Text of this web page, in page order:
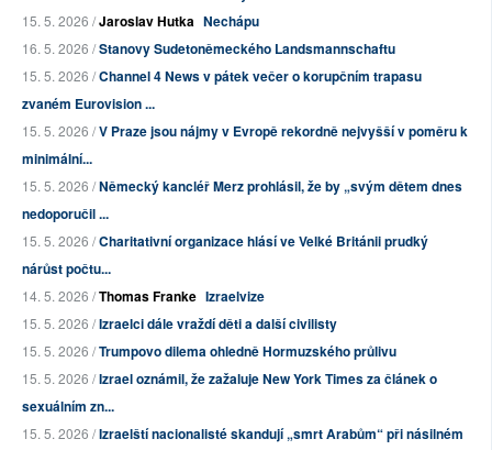
15. 5. 2026 /Jaroslav Hutka Nechápu
16. 5. 2026 /Stanovy Sudetoněmeckého Landsmannschaftu
15. 5. 2026 /Channel 4 News v pátek večer o korupčním trapasu
zvaném Eurovision ...
15. 5. 2026 /V Praze jsou nájmy v Evropě rekordně nejvyšší v poměru k
minimální...
15. 5. 2026 /Německý kancléř Merz prohlásil, že by „svým dětem dnes
nedoporučil ...
15. 5. 2026 /Charitativní organizace hlásí ve Velké Británii prudký
nárůst počtu...
14. 5. 2026 /Thomas Franke Izraelvize
15. 5. 2026 /Izraelci dále vraždí děti a další civilisty
15. 5. 2026 /Trumpovo dilema ohledně Hormuzského průlivu
15. 5. 2026 /Izrael oznámil, že zažaluje New York Times za článek o
sexuálním zn...
15. 5. 2026 /Izraelští nacionalisté skandují „smrt Arabům“ při násilném